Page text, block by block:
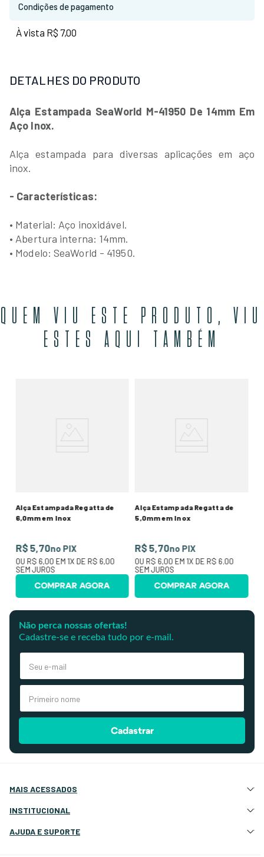
Condições de pagamento
À vista R$ 7,00
DETALHES DO PRODUTO
Alça Estampada SeaWorld M-41950 De 14mm Em
Aço Inox.
Alça estampada para diversas aplicações em aço
inox.
- Características:
• Material: Aço inoxidável.
• Abertura interna: 14mm.
• Modelo: SeaWorld - 41950.
QUEM VIU ESTE PRODUTO, VIU
ESTES AQUI TAMBÉM
Alça Estampada Regatta de
6,0mm em Inox
R$ 5,70no PIX
OU R$ 6,00 EM1X DE R$ 6,00
SEM JUROS
COMPRAR AGORA
Alça Estampada Regatta de
5,0mm em Inox
R$ 5,70no PIX
OU R$ 6,00 EM1X DE R$ 6,00
SEM JUROS
COMPRAR AGORA
Não perca nossas ofertas!
Cadastre-se e receba tudo por e-mail.
Cadastrar
MAIS ACESSADOS
Atração e Ancoragem
Eletrônicos e Navegação
INSTITUCIONAL
Quem Somos
AJUDA E SUPORTE